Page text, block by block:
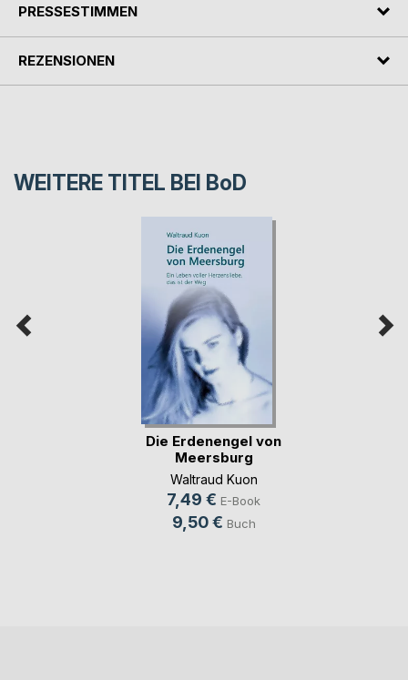
PRESSESTIMMEN
REZENSIONEN
WEITERE TITEL BEI BoD
Die Erdenengel von
Meersburg
Waltraud Kuon
7,49 € E-Book
9,50 € Buch